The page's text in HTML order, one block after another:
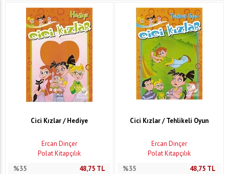
Cici Kızlar / Hediye
Ercan Dinçer
Polat Kitapçılık
%35
48,75TL
Cici Kızlar / Tehlikeli Oyun
Ercan Dinçer
Polat Kitapçılık
%35
48,75 TL